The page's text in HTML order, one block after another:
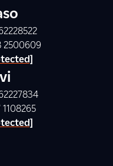
2500609